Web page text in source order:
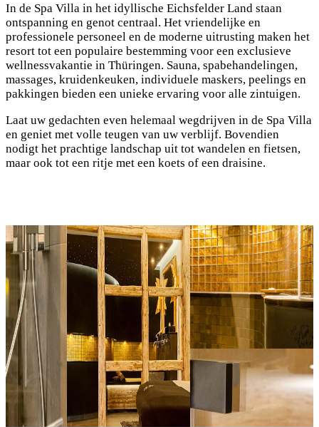
In de Spa Villa in het idyllische Eichsfelder Land staan
ontspanning en genot centraal. Het vriendelijke en
professionele personeel en de moderne uitrusting maken het
resort tot een populaire bestemming voor een exclusieve
wellnessvakantie in Thüringen. Sauna, spabehandelingen,
massages, kruidenkeuken, individuele maskers, peelings en
pakkingen bieden een unieke ervaring voor alle zintuigen.
Laat uw gedachten even helemaal wegdrijven in de Spa Villa
en geniet met volle teugen van uw verblijf. Bovendien
nodigt het prachtige landschap uit tot wandelen en fietsen,
maar ook tot een ritje met een koets of een draisine.